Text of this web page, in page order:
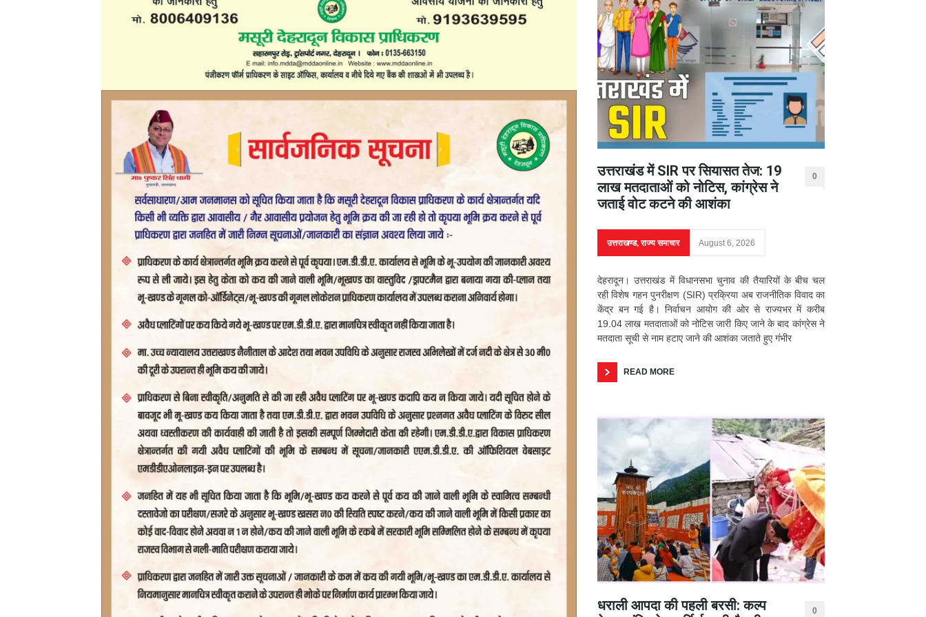
उत्तराखंड में SIR पर सियासत तेज: 19
लाख मतदाताओं को नोटिस, कांग्रेस ने
जताई वोट कटने की आशंका
0
उत्तराखण्ड,राज्य समाचार August 6, 2026
देहरादून। उत्तराखंड में विधानसभा चुनाव की तैयारियों के बीच चल
रही विशेष गहन पुनरीक्षण (SIR) प्रक्रिया अब राजनीतिक विवाद का
केंद्र बन गई है। निर्वाचन आयोग की ओर से राज्यभर में करीब
19.04 लाख मतदाताओं को नोटिस जारी किए जाने के बाद कांग्रेस ने
मतदाता सूची से नाम हटाए जाने की आशंका जताते हुए गंभीर
READ MORE
धराली आपदा की पहली बरसी: कल्प
0